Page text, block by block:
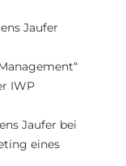
Jaufer
IWP
Jaufer bei
eines